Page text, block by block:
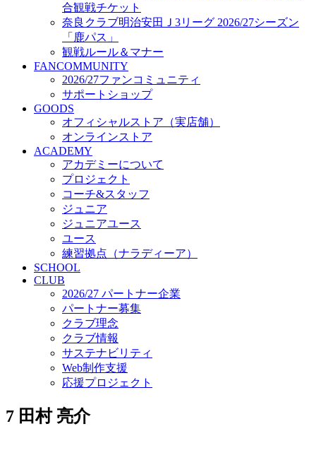
練習拠点（ナラディーア）
SCHOOL
2026/27 パートナー企業
パートナー募集
クラブ理念
クラブ情報
サステナビリティ
Web制作支援
応援プロジェクト
合観戦チケット
奈良クラブ明治安田Ｊ3リーグ 2026/27シーズン
「鹿パス」
観戦ルール＆マナー
FANCOMMUNITY
2026/27ファンコミュニティ
サポートショップ
GOODS
オフィシャルストア（実店舗）
オンラインストア
ACADEMY
アカデミーについて
プロジェクト
コーチ&スタッフ
ジュニア
ジュニアユース
ユース
練習拠点（ナラディーア）
SCHOOL
CLUB
2026/27 パートナー企業
パートナー募集
クラブ理念
クラブ情報
サステナビリティ
Web制作支援
応援プロジェクト
7 田村 亮介